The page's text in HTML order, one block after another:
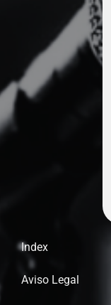
Index
Aviso Legal